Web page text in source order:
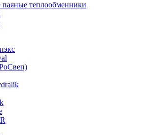
паяные теплообменники